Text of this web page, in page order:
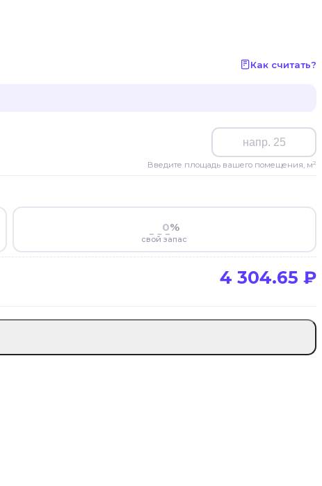
Как считать?
Введите площадь вашего помещения, м²
%
свой запас
4 304.65 ₽